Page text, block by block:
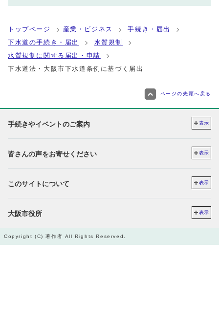
トップページ 産業・ビジネス
手続き・届出
下水道の手続き・届出
水質規制
水質規制に関する届出・申請
下水道法・大阪市下水道条例に基づく届出
ページの先頭へ戻る
手続きやイベントのご案内 表示
皆さんの声をお寄せください 表示
このサイトについて 表示
大阪市役所 表示
Copyright (C) 著作者 All Rights Reserved.